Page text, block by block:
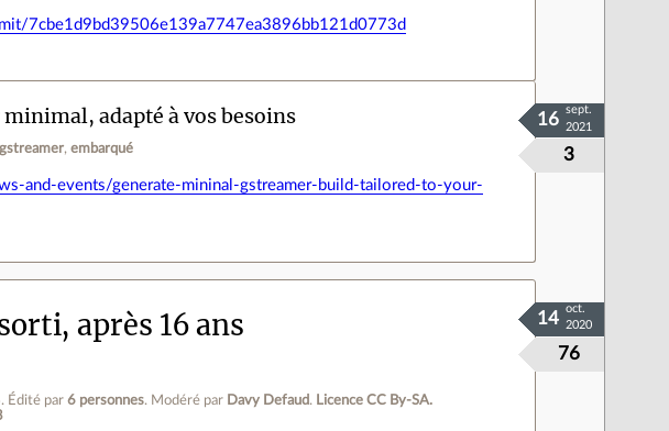
7cbe1d9bd39506e139a7747ea3896bb121d0773d
adapté à vos besoins
gstreamer embarqué 3
16
sept.
2021
and-events/generate-mininal-gstreamer-build-tailored-to-your-
après 16 ans
. Édité par6 personnes. Modéré par Davy Defaud. Licence CC By‑SA.
76
14
oct.
2020